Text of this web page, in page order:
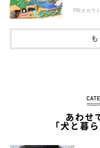
足がフラフラして歩けない
意識がもうろうとしてい
呼吸や脈が弱い
PR(タカラ
あわせ
「犬と暮